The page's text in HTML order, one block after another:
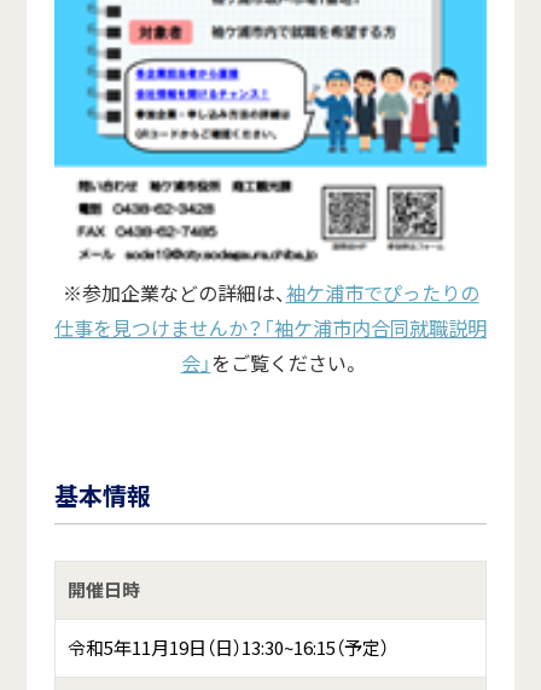
※参加企業などの詳細は、袖ケ浦市でぴったりの
仕事を見つけませんか？「袖ケ浦市内合同就職説明
会」をご覧ください。
基本情報
開催日時
令和5年11月19日（日）13:30~16:15（予定）